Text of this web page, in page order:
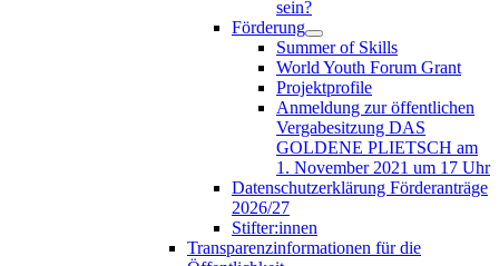
sein?
Förderung
Summer of Skills
World Youth Forum Grant
Projektprofile
Anmeldung zur öffentlichen
Vergabesitzung DAS
GOLDENE PLIETSCH am
1. November 2021 um 17 Uhr
Datenschutzerklärung Förderanträge
2026/27
Stifter:innen
Transparenzinformationen für die